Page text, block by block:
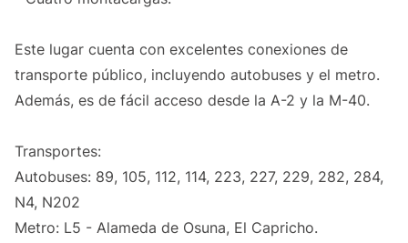
Este lugar cuenta con excelentes conexiones de
transporte público, incluyendo autobuses y el metro.
Además, es de fácil acceso desde la A-2 y la M-40.
Transportes:
Autobuses: 89, 105, 112, 114, 223, 227, 229, 282, 284,
N4, N202
Metro: L5 - Alameda de Osuna, El Capricho.